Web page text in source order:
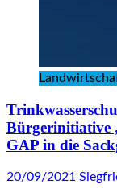
Bürgerinitiative
GAP in die
20/09/2021